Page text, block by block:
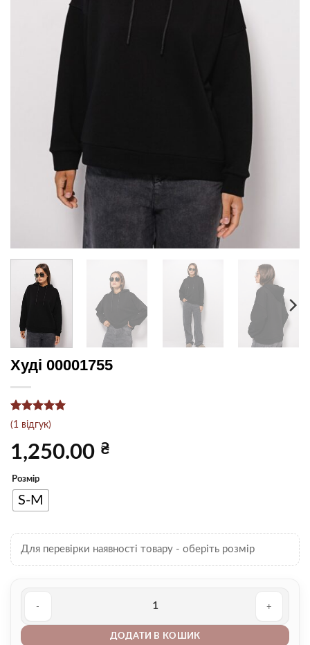
Худі 00001755
Рейтинг
з 5 на
основі
опитування
1
покупця
(1 відгук)
1,250.00 ₴
Розмір
S-M
Для перевірки наявності товару - оберіть розмір
ДОДАТИ В КОШИК